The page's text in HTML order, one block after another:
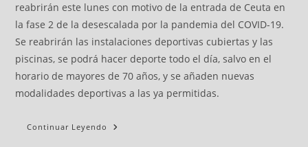
reabrirán este lunes con motivo de la entrada de Ceuta en
la fase 2 de la desescalada por la pandemia del COVID-19.
Se reabrirán las instalaciones deportivas cubiertas y las
piscinas, se podrá hacer deporte todo el día, salvo en el
horario de mayores de 70 años, y se añaden nuevas
modalidades deportivas a las ya permitidas.
Continuar Leyendo